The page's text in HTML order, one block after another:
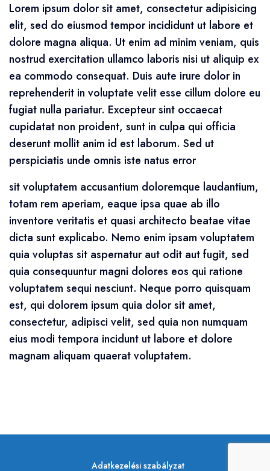
Lorem ipsum dolor sit amet, consectetur adipisicing
elit, sed do eiusmod tempor incididunt ut labore et
dolore magna aliqua. Ut enim ad minim veniam, quis
nostrud exercitation ullamco laboris nisi ut aliquip ex
ea commodo consequat. Duis aute irure dolor in
reprehenderit in voluptate velit esse cillum dolore eu
fugiat nulla pariatur. Excepteur sint occaecat
cupidatat non proident, sunt in culpa qui officia
deserunt mollit anim id est laborum. Sed ut
perspiciatis unde omnis iste natus error
sit voluptatem accusantium doloremque laudantium,
totam rem aperiam, eaque ipsa quae ab illo
inventore veritatis et quasi architecto beatae vitae
dicta sunt explicabo. Nemo enim ipsam voluptatem
quia voluptas sit aspernatur aut odit aut fugit, sed
quia consequuntur magni dolores eos qui ratione
voluptatem sequi nesciunt. Neque porro quisquam
est, qui dolorem ipsum quia dolor sit amet,
consectetur, adipisci velit, sed quia non numquam
eius modi tempora incidunt ut labore et dolore
magnam aliquam quaerat voluptatem.
Adatkezelési szabályzat